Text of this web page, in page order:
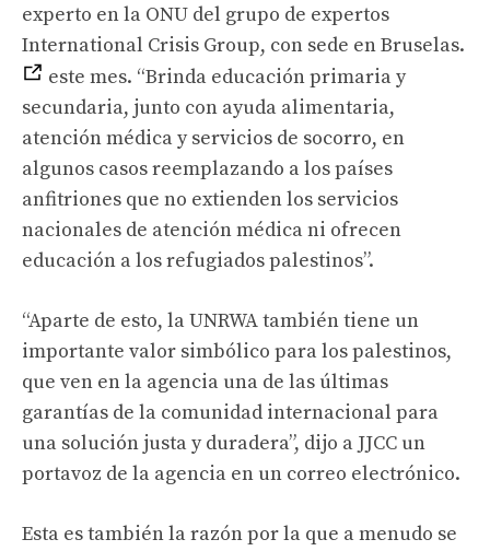
experto en la ONU del grupo de expertos
International Crisis Group, con sede en Bruselas.
este mes. “Brinda educación primaria y
secundaria, junto con ayuda alimentaria,
atención médica y servicios de socorro, en
algunos casos reemplazando a los países
anfitriones que no extienden los servicios
nacionales de atención médica ni ofrecen
educación a los refugiados palestinos”.
“Aparte de esto, la UNRWA también tiene un
importante valor simbólico para los palestinos,
que ven en la agencia una de las últimas
garantías de la comunidad internacional para
una solución justa y duradera”, dijo a JJCC un
portavoz de la agencia en un correo electrónico.
Esta es también la razón por la que a menudo se